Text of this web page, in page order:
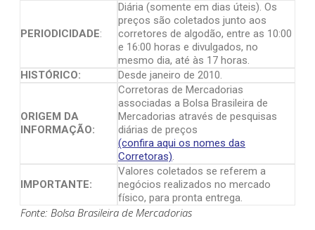
PERIODICIDADE:
Diária (somente em dias úteis). Os
preços são coletados junto aos
corretores de algodão, entre as 10:00
e 16:00 horas e divulgados, no
mesmo dia, até às 17 horas.
HISTÓRICO:
Desde janeiro de 2010.
ORIGEM DA
INFORMAÇÃO:
Corretoras de Mercadorias
associadas a Bolsa Brasileira de
Mercadorias através de pesquisas
diárias de preços
(confira aqui os nomes das
Corretoras).
IMPORTANTE:
Valores coletados se referem a
negócios realizados no mercado
físico, para pronta entrega.
Fonte: Bolsa Brasileira de Mercadorias